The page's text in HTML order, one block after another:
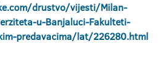
drustvo/vijesti/Milan-
u-Banjaluci-Fakulteti-
predavacima/lat/226280.html